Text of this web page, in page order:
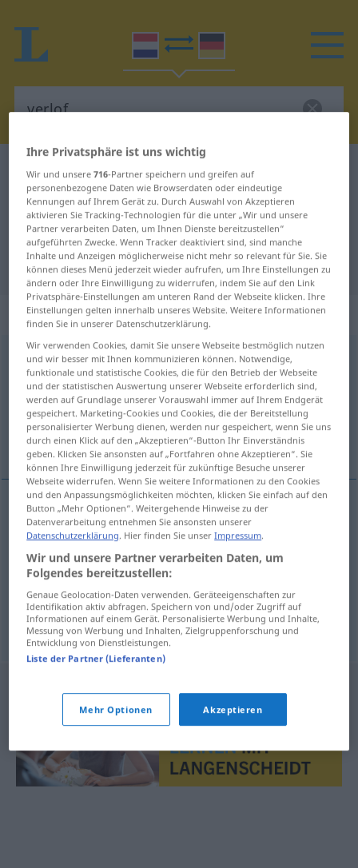
Niederländisch-Deutsch Wörterbuch
Niederländisch-Deutsch
Übersetzung für "verlof"
"verlof" Deutsch Übersetzung
„verlof“: onzijdig
verlof [-ˈlɔf]n <-loven >
Übersicht aller Übersetzungen
(Für mehr Details die Übersetzung anklicken/antippen)
Erlaubnis, Urlaub, Beurlaubung
Erlaubnisf verlof
Urlaub m verlof
Beurlaubungf verlof
Ihre Privatsphäre ist uns wichtig
Wir und unsere716-Partner speichern und greifen auf
personenbezogene Daten wie Browserdaten oder eindeutige
Kennungen auf Ihrem Gerät zu. Durch Auswahl von Akzeptieren
aktivieren Sie Tracking-Technologien für die unter „Wir und unsere
Partner verarbeiten Daten, um Ihnen Dienste bereitzustellen“
aufgeführten Zwecke. Wenn Tracker deaktiviert sind, sind manche
Inhalte und Anzeigen möglicherweise nicht mehr so relevant für Sie. Sie
können dieses Menü jederzeit wieder aufrufen, um Ihre Einstellungen zu
ändern oder Ihre Einwilligung zu widerrufen, indem Sie auf den Link
Privatsphäre-Einstellungen am unteren Rand der Webseite klicken. Ihre
Einstellungen gelten innerhalb unseres Website. Weitere Informationen
finden Sie in unserer Datenschutzerklärung.
Wir verwenden Cookies, damit Sie unsere Webseite bestmöglich nutzen
und wir besser mit Ihnen kommunizieren können. Notwendige,
funktionale und statistische Cookies, die für den Betrieb der Webseite
und der statistischen Auswertung unserer Webseite erforderlich sind,
werden auf Grundlage unserer Vorauswahl immer auf Ihrem Endgerät
gespeichert. Marketing-Cookies und Cookies, die der Bereitstellung
personalisierter Werbung dienen, werden nur gespeichert, wenn Sie uns
durch einen Klick auf den „Akzeptieren“-Button Ihr Einverständnis
geben. Klicken Sie ansonsten auf „Fortfahren ohne Akzeptieren“. Sie
können Ihre Einwilligung jederzeit für zukünftige Besuche unserer
Webseite widerrufen. Wenn Sie weitere Informationen zu den Cookies
und den Anpassungsmöglichkeiten möchten, klicken Sie einfach auf den
Button „Mehr Optionen“. Weitergehende Hinweise zu der
Datenverarbeitung entnehmen Sie ansonsten unserer
Datenschutzerklärung. Hier finden Sie unserImpressum.
Wir und unsere Partner verarbeiten Daten, um
Folgendes bereitzustellen:
Genaue Geolocation-Daten verwenden. Geräteeigenschaften zur
Identifikation aktiv abfragen. Speichern von und/oder Zugriff auf
Informationen auf einem Gerät. Personalisierte Werbung und Inhalte,
Messung von Werbung und Inhalten, Zielgruppenforschung und
Entwicklung von Dienstleistungen.
Liste der Partner (Lieferanten)
Mehr Optionen Akzeptieren